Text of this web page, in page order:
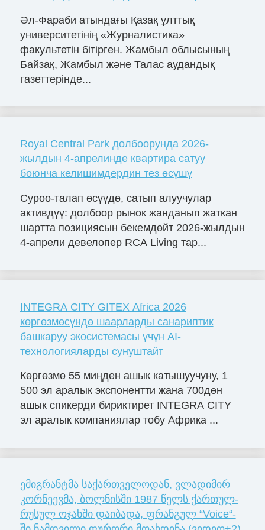
Әл-Фараби атындағы Қазақ ұлттық
университетінің «Журналистика»
факультетін бітірген. Жамбыл облысының
Байзақ, Жамбыл және Талас аудандық
газеттерінде...
Royal Central Park долбоорунда 2026-
жылдын 4-апрелинде квартира сатуу
боюнча келишимдердин тез өсүшү
Суроо-талап өсүүдө, сатып алуучулар
активдүү: долбоор рынок жанданып жаткан
шартта позициясын бекемдөйт 2026-жылдын
4-апрели девелопер RCA Living тар...
INTEGRA CITY GITEX Africa 2026
көргөзмөсүндө шаарларды санариптик
башкаруу экосистемасы үчүн AI-
технологияларды сунуштайт
Көргөзмө 55 миңден ашык катышуучуну, 1
500 эл аралык экспонентти жана 700дөн
ашык спикерди бириктирет INTEGRA CITY
эл аралык компаниялар тобу Африка ...
ემიგრანტმა საქართველოდან, ვლა­დი­მირ
კორ­ნე­ევმა, ბოლ­ნის­ში 1987 წელს ქარ­თულ-
რუ­სულ ოჯახ­ში და­ი­ბა­და, ფრანგულ “Voice“-